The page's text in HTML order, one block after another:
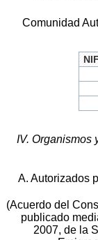
Comunidad
NIF
IV. Organismos
A. Autorizados
(Acuerdo del
publicado
2007, de la